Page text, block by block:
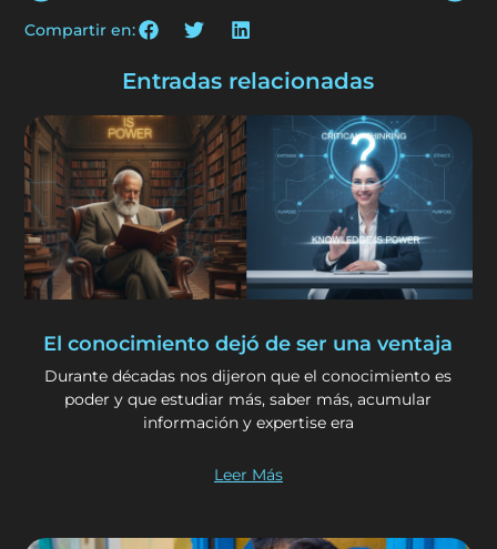
Compartir en:
Entradas relacionadas
El conocimiento dejó de ser una ventaja
Durante décadas nos dijeron que el conocimiento es
poder y que estudiar más, saber más, acumular
información y expertise era
Leer Más